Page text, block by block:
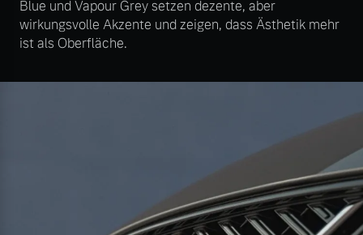
Blue und Vapour Grey setzen dezente, aber
wirkungsvolle Akzente und zeigen, dass Ästhetik mehr
ist als Oberfläche.